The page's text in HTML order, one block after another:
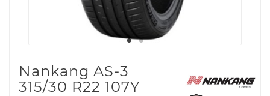
Nankang AS-3
315/30 R22 107Y